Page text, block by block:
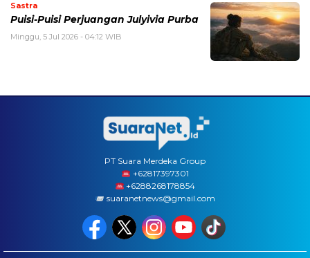
Sastra
Puisi-Puisi Perjuangan Julyivia Purba
Minggu, 5 Jul 2026 - 04:12 WIB
PT Suara Merdeka Group
‪+62817397301
+6288268178854
suaranetnews@gmail.com